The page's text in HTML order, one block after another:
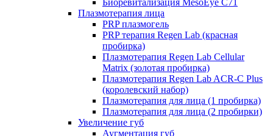
Биоревитализация MesoEye C71
Плазмотерапия лица
PRP плазмогель
PRP терапия Regen Lab (красная
пробирка)
Плазмотерапия Regen Lab Cellular
Matrix (золотая пробирка)
Плазмотерапия Regen Lab ACR-C Plus
(королевский набор)
Плазмотерапия для лица (1 пробирка)
Плазмотерапия для лица (2 пробирки)
Увеличение губ
Аугментация губ